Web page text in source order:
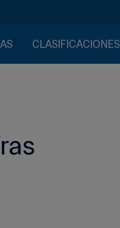
CLASIFICACIONES